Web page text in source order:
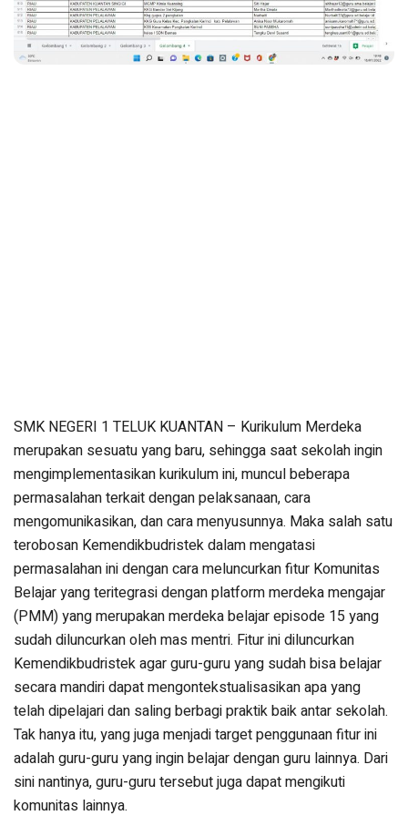
SMK NEGERI 1 TELUK KUANTAN – Kurikulum Merdeka
merupakan sesuatu yang baru, sehingga saat sekolah ingin
mengimplementasikan kurikulum ini, muncul beberapa
permasalahan terkait dengan pelaksanaan, cara
mengomunikasikan, dan cara menyusunnya. Maka salah satu
terobosan Kemendikbudristek dalam mengatasi
permasalahan ini dengan cara meluncurkan fitur Komunitas
Belajar yang teritegrasi dengan platform merdeka mengajar
(PMM) yang merupakan merdeka belajar episode 15 yang
sudah diluncurkan oleh mas mentri. Fitur ini diluncurkan
Kemendikbudristek agar guru-guru yang sudah bisa belajar
secara mandiri dapat mengontekstualisasikan apa yang
telah dipelajari dan saling berbagi praktik baik antar sekolah.
Tak hanya itu, yang juga menjadi target penggunaan fitur ini
adalah guru-guru yang ingin belajar dengan guru lainnya. Dari
sini nantinya, guru-guru tersebut juga dapat mengikuti
komunitas lainnya.